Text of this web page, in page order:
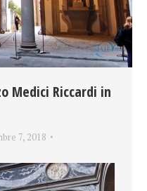
Medici Riccardi in
7, 2018